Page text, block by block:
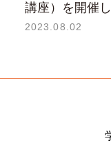
講座）を開催し
2023.08.02